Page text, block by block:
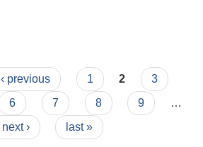
‹ previous 1 2
3
6 7 8 9
…
next ›
last »